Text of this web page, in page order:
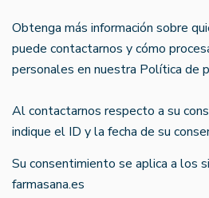
Obtenga más información sobre
puede contactarnos y cómo
personales en nuestra Política de
Al contactarnos respecto a su
indique el ID y la fecha de su
Su consentimiento se aplica a los
farmasana.es